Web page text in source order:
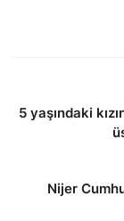
5 yaşındaki
Nijer